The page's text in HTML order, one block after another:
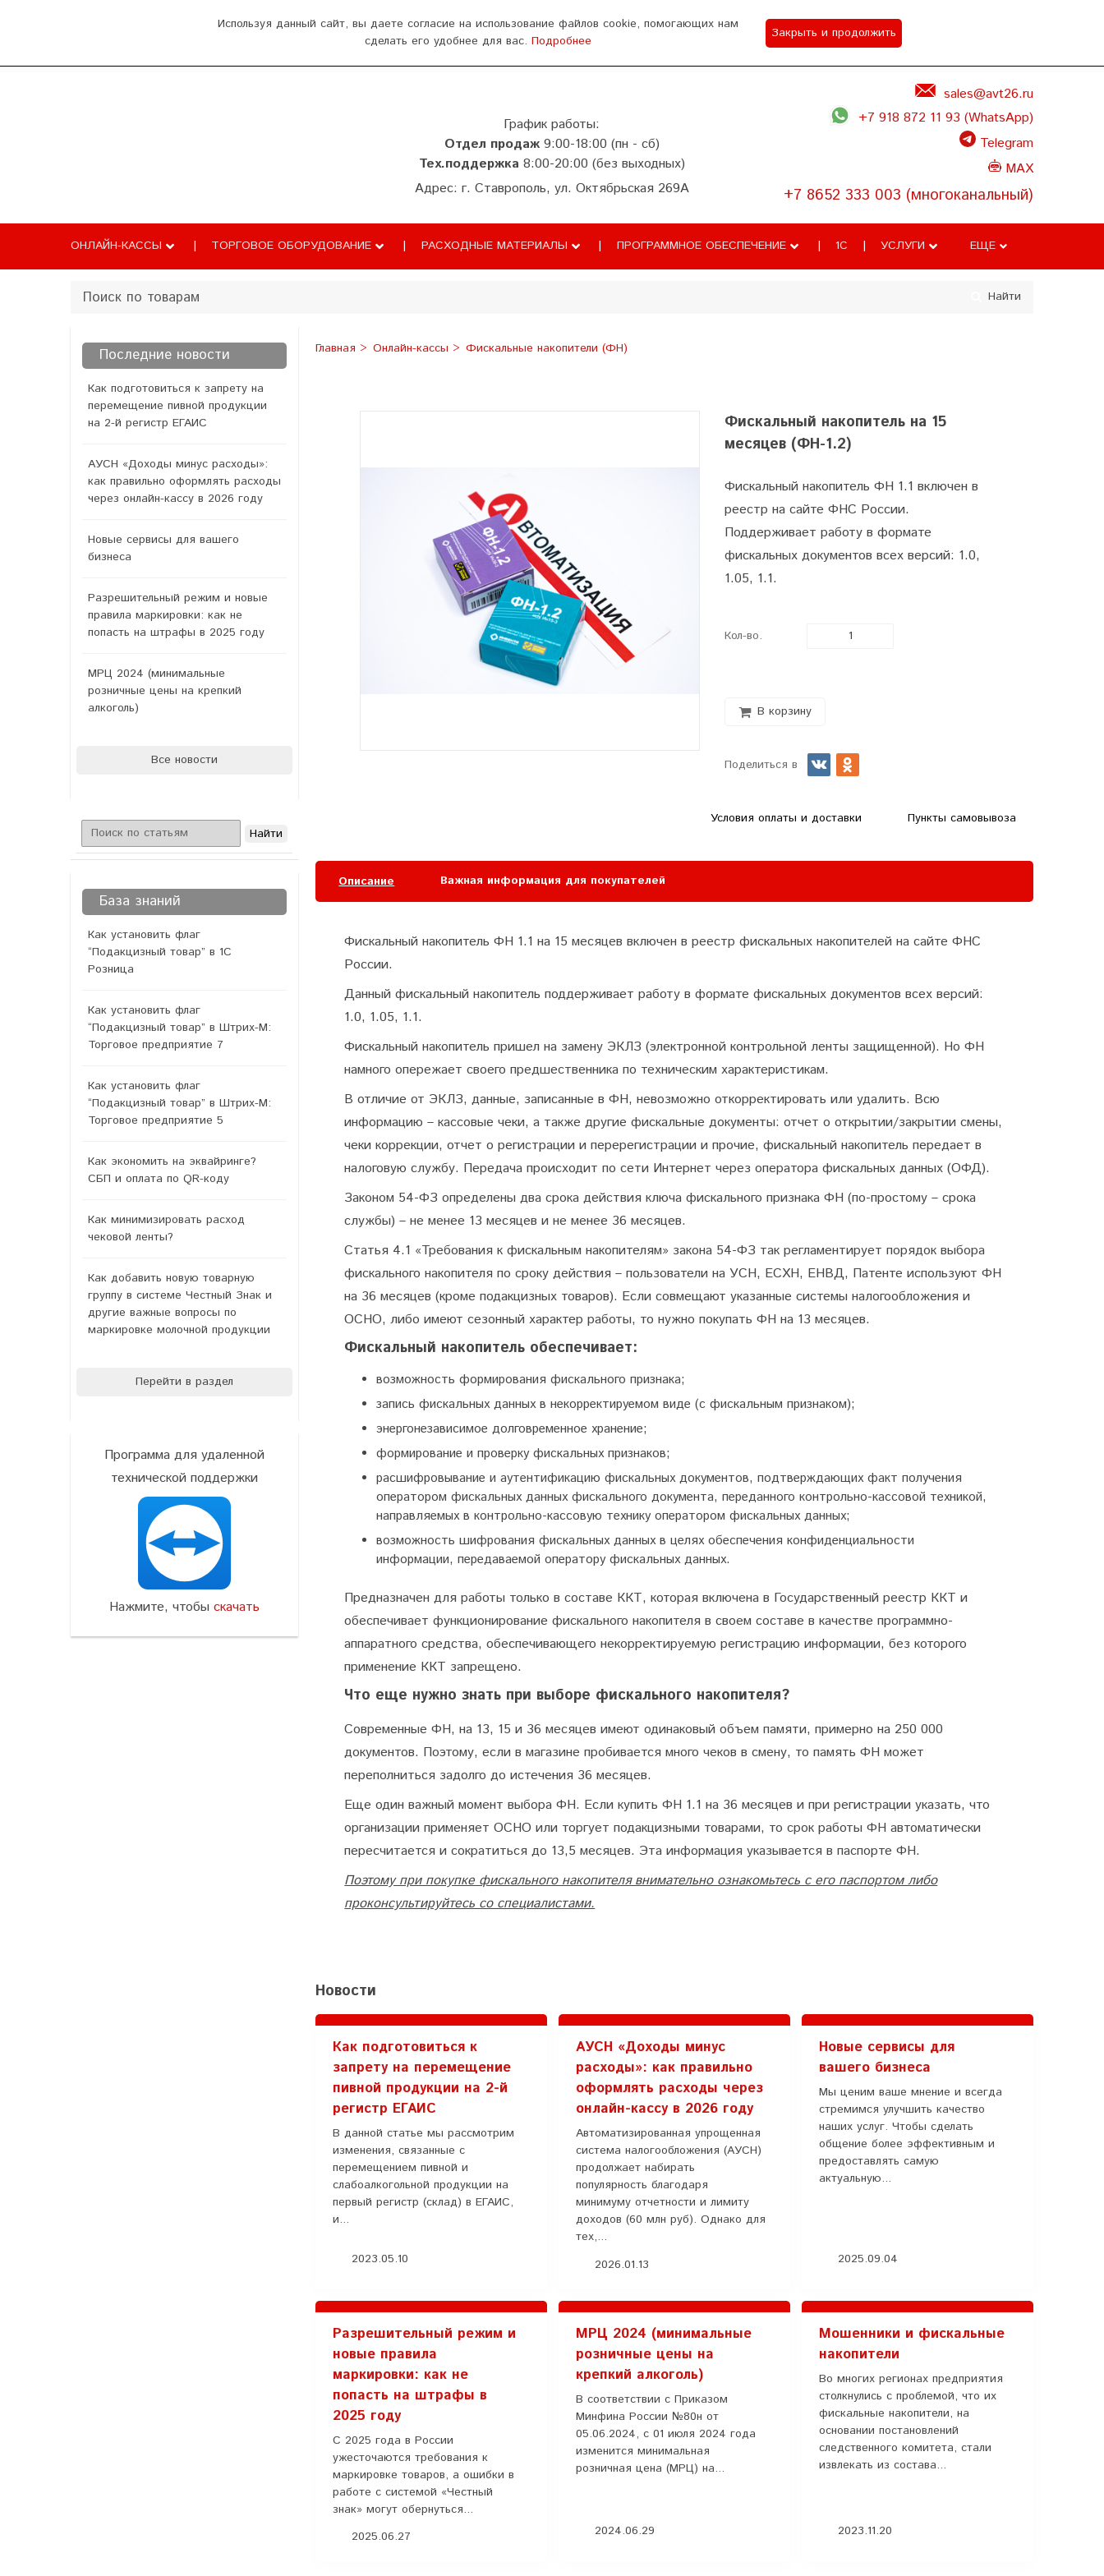
Оплата и доставка Как добраться
График работы:
Отдел продаж9:00-18:00 (пн - сб)
Тех.поддержка 8:00-20:00 (без выходных)
Адрес: г. Ставрополь, ул. Октябрьская 269А
sales@avt26.ru
+7 918 872 11 93 (WhatsApp)
Telegram
MAX
+7 8652 333 003 (многоканальный)
ОНЛАЙН-КАССЫ ТОРГОВОЕ ОБОРУДОВАНИЕ РАСХОДНЫЕ МАТЕРИАЛЫ ПРОГРАММНОЕ ОБЕСПЕЧЕНИЕ 1С УСЛУГИ ЕЩЕ
Найти
Последние новости
Как подготовиться к запрету на
перемещение пивной продукции
на 2-й регистр ЕГАИС
АУСН «Доходы минус расходы»:
как правильно оформлять расходы
через онлайн-кассу в 2026 году
Новые сервисы для вашего
бизнеса
Разрешительный режим и новые
правила маркировки: как не
попасть на штрафы в 2025 году
МРЦ 2024 (минимальные
розничные цены на крепкий
алкоголь)
Все новости
База знаний
Как установить флаг
“Подакцизный товар” в 1С
Розница
Как установить флаг
“Подакцизный товар” в Штрих-М:
Торговое предприятие 7
Как установить флаг
“Подакцизный товар” в Штрих-М:
Торговое предприятие 5
Как экономить на эквайринге?
СБП и оплата по QR-коду
Как минимизировать расход
чековой ленты?
Как добавить новую товарную
группу в системе Честный Знак и
другие важные вопросы по
маркировке молочной продукции
Перейти в раздел
Программа для удаленной
технической поддержки
Нажмите, чтобыскачать
Главная Онлайн-кассы Фискальные накопители (ФН)
Фискальный накопитель на 15
месяцев (ФН-1.2)
Фискальный накопитель ФН 1.1 включен в
реестр на сайте ФНС России.
Поддерживает работу в формате
фискальных документов всех версий: 1.0,
1.05, 1.1.
Кол-во.
В корзину
Поделиться в
Условия оплаты и доставки Пункты самовывоза
Описание Важная информация для покупателей
Фискальный накопитель ФН 1.1 на 15 месяцев включен в реестр фискальных накопителей на сайте ФНС
России.
Данный фискальный накопитель поддерживает работу в формате фискальных документов всех версий:
1.0, 1.05, 1.1.
Фискальный накопитель пришел на замену ЭКЛЗ (электронной контрольной ленты защищенной). Но ФН
намного опережает своего предшественника по техническим характеристикам.
В отличие от ЭКЛЗ, данные, записанные в ФН, невозможно откорректировать или удалить. Всю
информацию – кассовые чеки, а также другие фискальные документы: отчет о открытии/закрытии смены,
чеки коррекции, отчет о регистрации и перерегистрации и прочие, фискальный накопитель передает в
налоговую службу. Передача происходит по сети Интернет через оператора фискальных данных (ОФД).
Законом 54-ФЗ определены два срока действия ключа фискального признака ФН (по-простому – срока
службы) – не менее 13 месяцев и не менее 36 месяцев.
Статья 4.1 «Требования к фискальным накопителям» закона 54-ФЗ так регламентирует порядок выбора
фискального накопителя по сроку действия – пользователи на УСН, ЕСХН, ЕНВД, Патенте используют ФН
на 36 месяцев (кроме подакцизных товаров). Если совмещают указанные системы налогообложения и
ОСНО, либо имеют сезонный характер работы, то нужно покупать ФН на 13 месяцев.
Фискальный накопитель обеспечивает:
возможность формирования фискального признака;
запись фискальных данных в некорректируемом виде (с фискальным признаком);
энергонезависимое долговременное хранение;
формирование и проверку фискальных признаков;
расшифровывание и аутентификацию фискальных документов, подтверждающих факт получения
оператором фискальных данных фискального документа, переданного контрольно-кассовой техникой,
направляемых в контрольно-кассовую технику оператором фискальных данных;
возможность шифрования фискальных данных в целях обеспечения конфиденциальности
информации, передаваемой оператору фискальных данных.
Предназначен для работы только в составе ККТ, которая включена в Государственный реестр ККТ и
обеспечивает функционирование фискального накопителя в своем составе в качестве программно-
аппаратного средства, обеспечивающего некорректируемую регистрацию информации, без которого
применение ККТ запрещено.
Что еще нужно знать при выборе фискального накопителя?
Современные ФН, на 13, 15 и 36 месяцев имеют одинаковый объем памяти, примерно на 250 000
документов. Поэтому, если в магазине пробивается много чеков в смену, то память ФН может
переполниться задолго до истечения 36 месяцев.
Еще один важный момент выбора ФН. Если купить ФН 1.1 на 36 месяцев и при регистрации указать, что
организации применяет ОСНО или торгует подакцизными товарами, то срок работы ФН автоматически
пересчитается и сократиться до 13,5 месяцев. Эта информация указывается в паспорте ФН.
Поэтому при покупке фискального накопителя внимательно ознакомьтесь с его паспортом либо
проконсультируйтесь со специалистами.
Новости
Как подготовиться к
запрету на перемещение
пивной продукции на 2-й
регистр ЕГАИС
В данной статье мы рассмотрим
изменения, связанные с
перемещением пивной и
слабоалкогольной продукции на
первый регистр (склад) в ЕГАИС,
и...
2023.05.10
АУСН «Доходы минус
расходы»: как правильно
оформлять расходы через
онлайн-кассу в 2026 году
Автоматизированная упрощенная
система налогообложения (АУСН)
продолжает набирать
популярность благодаря
минимуму отчетности и лимиту
доходов (60 млн руб). Однако для
тех,...
2026.01.13
Новые сервисы для
вашего бизнеса
Мы ценим ваше мнение и всегда
стремимся улучшить качество
наших услуг. Чтобы сделать
общение более эффективным и
предоставлять самую
актуальную...
2025.09.04
Разрешительный режим и
новые правила
маркировки: как не
попасть на штрафы в
2025 году
С 2025 года в России
ужесточаются требования к
маркировке товаров, а ошибки в
работе с системой «Честный
знак» могут обернуться...
2025.06.27
МРЦ 2024 (минимальные
розничные цены на
крепкий алкоголь)
В соответствии с Приказом
Минфина России №80н от
05.06.2024, с 01 июля 2024 года
изменится минимальная
розничная цена (МРЦ) на...
2024.06.29
Мошенники и фискальные
накопители
Во многих регионах предприятия
столкнулись с проблемой, что их
фискальные накопители, на
основании постановлений
следственного комитета, стали
извлекать из состава...
2023.11.20
Используя данный сайт, вы даете согласие на использование файлов cookie, помогающих нам
сделать его удобнее для вас. Подробнее
Закрыть и продолжить